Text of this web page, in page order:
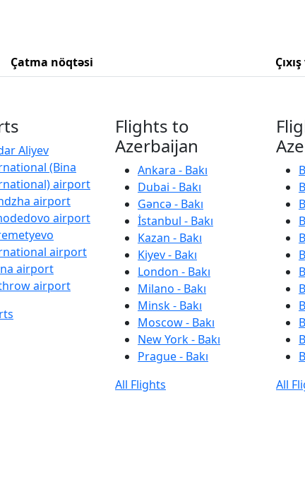
Çatma nöqtəsi
Aliyev
(Bina
airport
airport
airport
airport
airport
airport
Flights to
Azerbaijan
Ankara - Bakı
Dubai - Bakı
Gəncə - Bakı
İstanbul - Bakı
Kazan - Bakı
Kiyev - Bakı
London - Bakı
Milano - Bakı
Minsk - Bakı
Moscow - Bakı
New York - Bakı
Prague - Bakı
All Flights
All